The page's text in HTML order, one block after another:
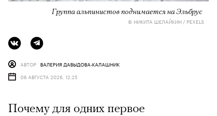
Группа альпинистов поднимается на Эльбрус
© НИКИТА ШЕЛАЙКИН / PEXELS
АВТОР ВАЛЕРИЯ ДАВЫДОВА-КАЛАШНИК
06 АВГУСТА 2026, 12:25
Почему для одних первое